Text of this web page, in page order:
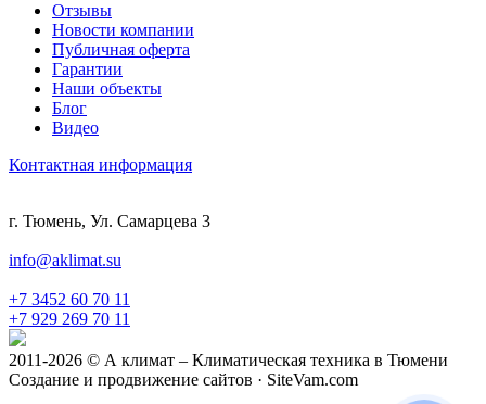
Отзывы
Новости компании
Публичная оферта
Гарантии
Наши объекты
Блог
Видео
Контактная информация
г. Тюмень, Ул. Самарцева 3
info@aklimat.su
+7 3452 60 70 11
+7 929 269 70 11
2011-2026 © А климат – Климатическая техника в Тюмени
Создание и продвижение сайтов · SiteVam.com